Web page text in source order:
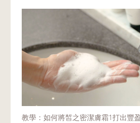
看我們的影片學習如何打出綿密
皙之密潔膚霜1打出豐盈的泡沫
剛開始使用時，若起泡手法不
起泡網打出绵密泡沫。使用起
起泡網是乾淨的。
教學：如何將皙之密潔膚霜1打出豐